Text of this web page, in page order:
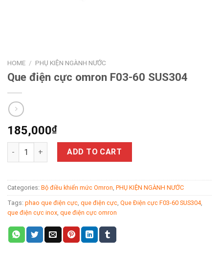
HOME / PHỤ KIỆN NGÀNH NƯỚC
Que điện cực omron F03-60 SUS304
185,000₫
Que điện cực omron F03-60 SUS304 quantity
ADD TO CART
Categories: Bộ điều khiển mức Omron, PHỤ KIỆN NGÀNH NƯỚC
Tags: phao que điện cực, que điện cực, Que Điện cực F03-60 SUS304,
que điện cực inox, que điện cực omron